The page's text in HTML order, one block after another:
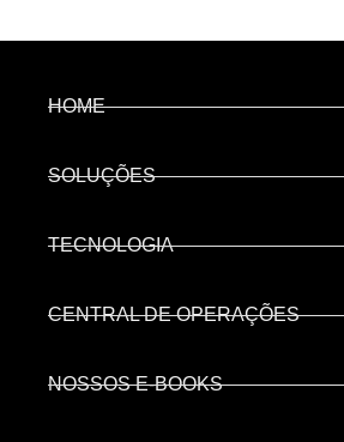
HOME
SOLUÇÕES
TECNOLOGIA
CENTRAL DE OPERAÇÕES
NOSSOS E-BOOKS